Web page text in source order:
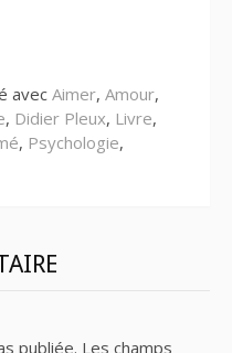
avec Aimer, Amour,
, Didier Pleux, Livre,
, Psychologie,
publiée. Les champs